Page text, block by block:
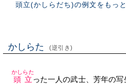
頭立(かしらだち)の例文をもっと
かしらた (逆引き)
頭立
かしらた
った一人の武士、芳年の写